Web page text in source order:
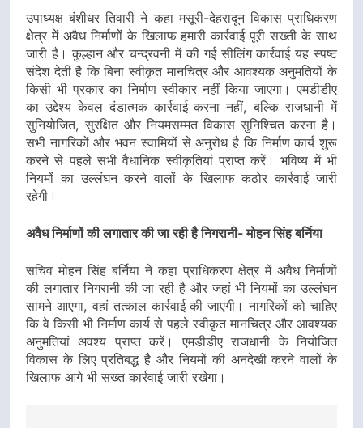
उपाध्यक्ष बंशीधर तिवारी ने कहा मसूरी-देहरादून विकास प्राधिकरण
क्षेत्र में अवैध निर्माणों के खिलाफ हमारी कार्रवाई पूरी सख्ती के साथ
जारी है। कुल्हान और चन्द्रवनी में की गई सीलिंग कार्रवाई यह स्पष्ट
संदेश देती है कि बिना स्वीकृत मानचित्र और आवश्यक अनुमतियों के
किसी भी प्रकार का निर्माण स्वीकार नहीं किया जाएगा। एमडीडीए
का उद्देश्य केवल दंडात्मक कार्रवाई करना नहीं, बल्कि राजधानी में
सुनियोजित, सुरक्षित और नियमसम्मत विकास सुनिश्चित करना है।
सभी नागरिकों और भवन स्वामियों से अनुरोध है कि निर्माण कार्य शुरू
करने से पहले सभी वैधानिक स्वीकृतियां प्राप्त करें। भविष्य में भी
नियमों का उल्लंघन करने वालों के खिलाफ कठोर कार्रवाई जारी
रहेगी।
अवैध निर्माणों की लगातार की जा रही है निगरानी- मोहन सिंह बर्निया
सचिव मोहन सिंह बर्निया ने कहा प्राधिकरण क्षेत्र में अवैध निर्माणों
की लगातार निगरानी की जा रही है और जहां भी नियमों का उल्लंघन
सामने आएगा, वहां तत्काल कार्रवाई की जाएगी। नागरिकों को चाहिए
कि वे किसी भी निर्माण कार्य से पहले स्वीकृत मानचित्र और आवश्यक
अनुमतियां अवश्य प्राप्त करें। एमडीडीए राजधानी के नियोजित
विकास के लिए प्रतिबद्ध है और नियमों की अनदेखी करने वालों के
खिलाफ आगे भी सख्त कार्रवाई जारी रखेगा।